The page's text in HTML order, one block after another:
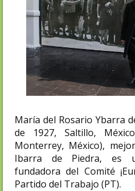
María del Rosario Ybarra
de 1927, Saltillo,
Monterrey, México),
Ibarra de Piedra, es
fundadora del Comité
Partido del Trabajo (PT).